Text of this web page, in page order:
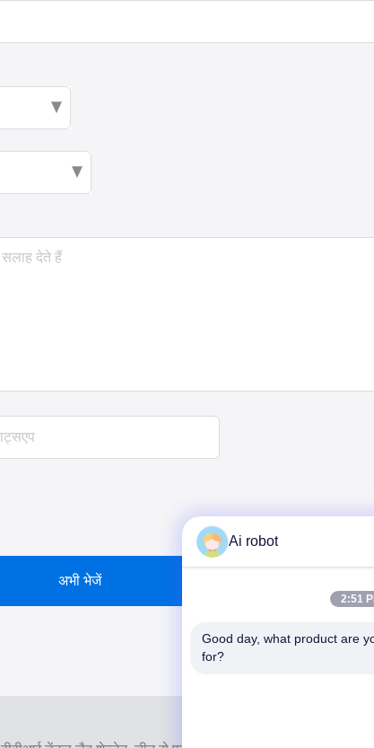
अभी भेजें
Ai robot
2:51
Good day, what product are
for?